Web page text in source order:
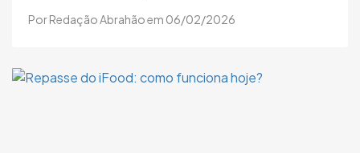
Por Redação Abrahão em 06/02/2026